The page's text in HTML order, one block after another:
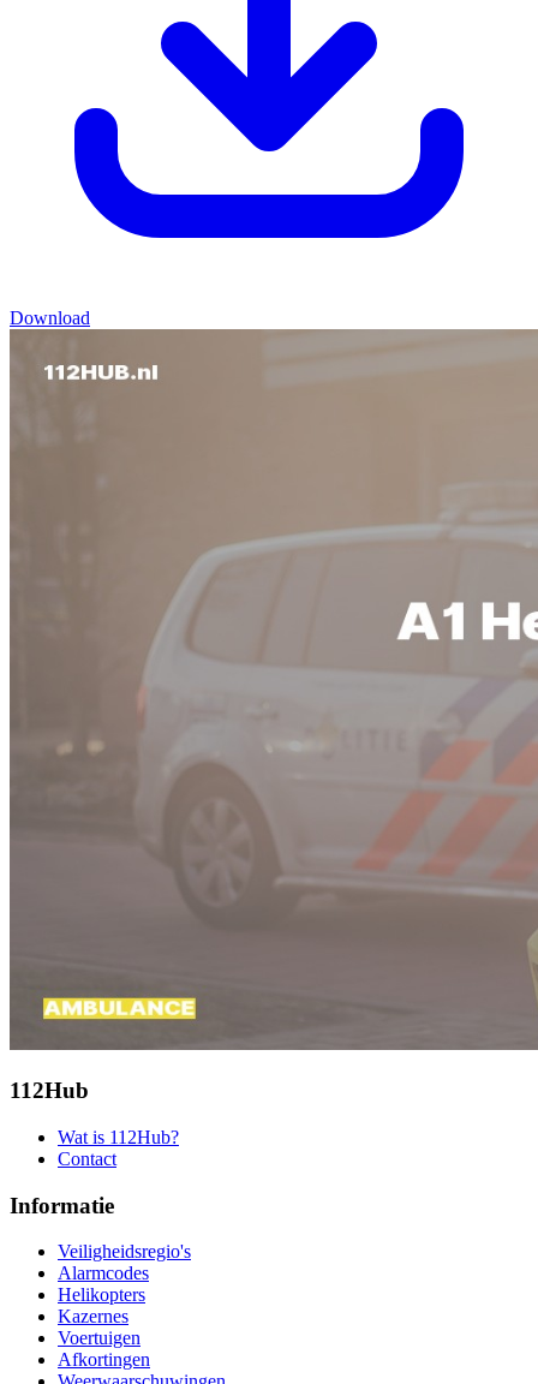
Download
112Hub
Wat is 112Hub?
Contact
Informatie
Veiligheidsregio's
Alarmcodes
Helikopters
Kazernes
Voertuigen
Afkortingen